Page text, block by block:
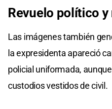
Revuelo político
Las imágenes también
la expresidenta apareció
policial uniformada,
custodios vestidos de civil.